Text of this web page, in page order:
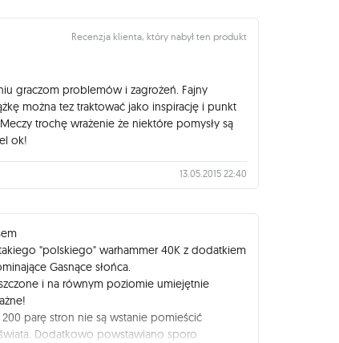
Recenzja klienta, który nabył ten produkt
graczom problemów i zagrożeń. Fajny
można tez traktować jako inspirację i punkt
trochę wrażenie że niektóre pomysły są
ok!
13.05.2015 22:40
"polskiego" warhammer 40K z dodatkiem
Gasnące słońca.
i na równym poziomie umiejętnie
parę stron nie są wstanie pomieścić
Dodatkowo powstawiano sporo